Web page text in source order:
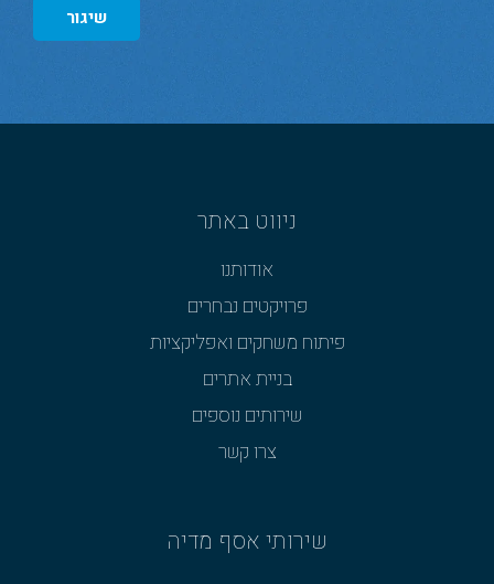
שיגור
ניווט באתר
אודותנו
פרויקטים נבחרים
פיתוח משחקים ואפליקציות
בניית אתרים
שירותים נוספים
צרו קשר
שירותי אסף מדיה